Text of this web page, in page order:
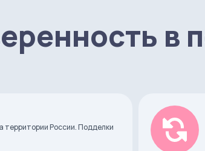
в
территории России. Подделки